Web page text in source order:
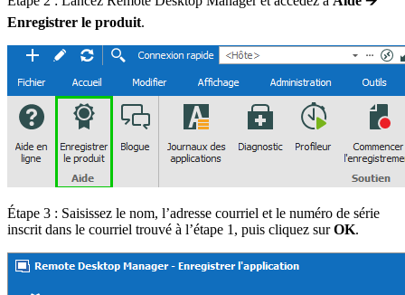
Enregistrer le produit.
Étape 3 : Saisissez le nom, l’adresse courriel et le numéro de série
inscrit dans le courriel trouvé à l’étape 1, puis cliquez surOK.